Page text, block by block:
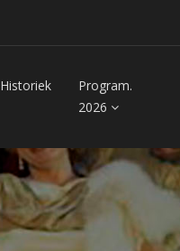
Historiek
Program.
2026